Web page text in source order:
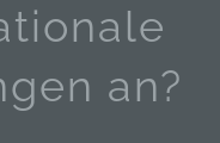
an?